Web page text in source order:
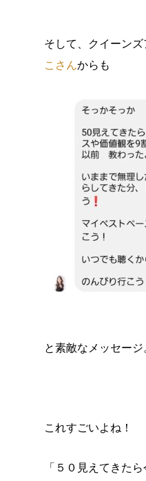
そして、クイーン
こさんからも
と素敵なメッセージ
これすごいよね！
「５０見えてきた